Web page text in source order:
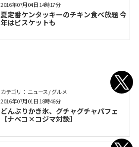
夏定番ケンタッキーのチキン食べ放題 今
年はビスケットも
2016年07月04日 14時17分
カテゴリ： ニュース / グルメ
どんぶりかき氷、グチャグチャパフェ
【ナベコ×コジマ対談】
2016年07月01日 18時46分